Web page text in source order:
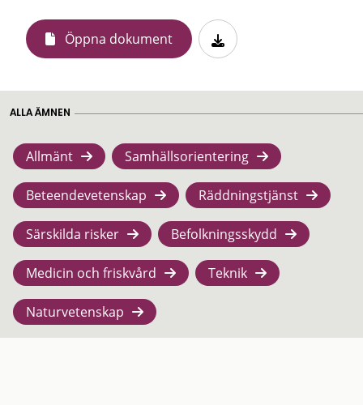
Öppna dokument
ALLA ÄMNEN
Allmänt Samhällsorientering
Beteendevetenskap Räddningstjänst
Särskilda risker Befolkningsskydd
Medicin och friskvård Teknik
Naturvetenskap